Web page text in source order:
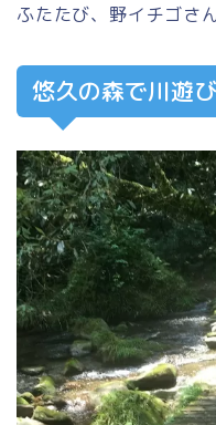
ふたたび、野イチゴさ
悠久の森で川遊び